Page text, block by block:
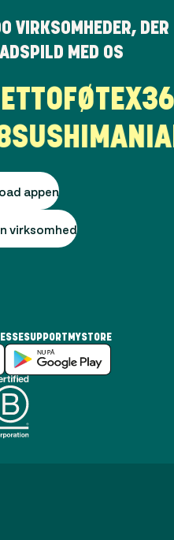
VIRKSOMHEDER, DER
MED OS
NETTOFØTEX
appen
virksomhed
SUPPORT MYSTORE